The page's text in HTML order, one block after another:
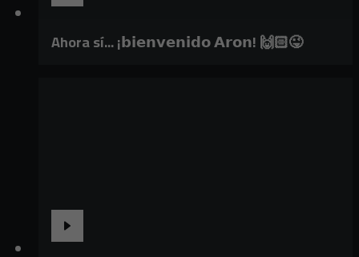
Ahora sí... ¡𝗯𝗶𝗲𝗻𝘃𝗲𝗻𝗶𝗱𝗼 𝗔𝗿𝗼𝗻! 🙌🏻😜